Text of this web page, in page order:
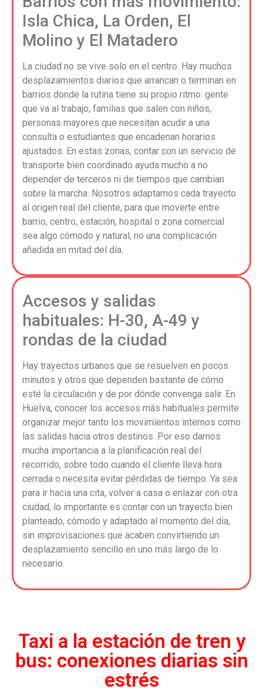
Isla Chica, La Orden, El
Molino y El Matadero
La ciudad no se vive solo en el centro. Hay muchos
desplazamientos diarios que arrancan o terminan en
barrios donde la rutina tiene su propio ritmo: gente
que va al trabajo, familias que salen con niños,
personas mayores que necesitan acudir a una
consulta o estudiantes que encadenan horarios
ajustados. En estas zonas, contar con un servicio de
transporte bien coordinado ayuda mucho a no
depender de terceros ni de tiempos que cambian
sobre la marcha. Nosotros adaptamos cada trayecto
al origen real del cliente, para que moverte entre
barrio, centro, estación, hospital o zona comercial
sea algo cómodo y natural, no una complicación
añadida en mitad del día.
Accesos y salidas
habituales: H-30, A-49 y
rondas de la ciudad
Hay trayectos urbanos que se resuelven en pocos
minutos y otros que dependen bastante de cómo
esté la circulación y de por dónde convenga salir. En
Huelva, conocer los accesos más habituales permite
organizar mejor tanto los movimientos internos como
las salidas hacia otros destinos. Por eso damos
mucha importancia a la planificación real del
recorrido, sobre todo cuando el cliente lleva hora
cerrada o necesita evitar pérdidas de tiempo. Ya sea
para ir hacia una cita, volver a casa o enlazar con otra
ciudad, lo importante es contar con un trayecto bien
planteado, cómodo y adaptado al momento del día,
sin improvisaciones que acaben convirtiendo un
desplazamiento sencillo en uno más largo de lo
necesario.
Taxi a la estación de tren y
bus: conexiones diarias sin
estrés